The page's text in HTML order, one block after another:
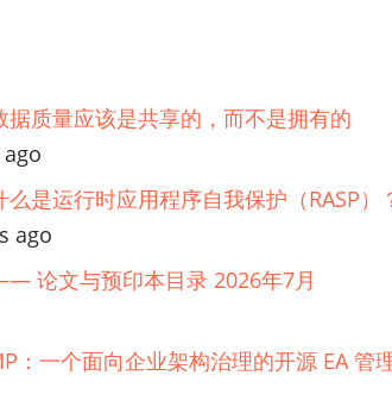
据质量应该是共享的，而不是拥有的
么是运行时应用程序自我保护（RASP）
ago
论文与预印本目录 2026年7月
：一个面向企业架构治理的开源 EA 管